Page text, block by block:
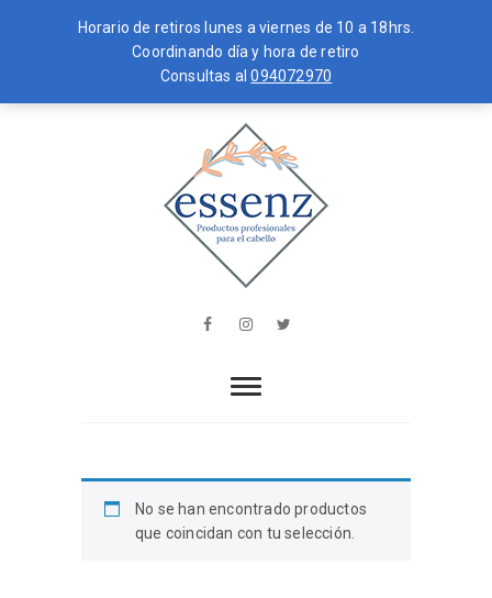
Horario de retiros lunes a viernes de 10 a 18hrs.
Coordinando día y hora de retiro
Consultas al094072970
to
essenz
EL CABELLO
FacebookInstagram
No se han encontrado productos
que coincidan con tu selección.